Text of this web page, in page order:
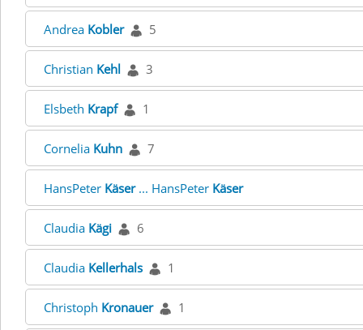
Andrea Kobler 5
Christian Kehl 3
Elsbeth Krapf 1
Cornelia Kuhn 7
HansPeter Käser... HansPeter Käser
Claudia Kägi 6
Claudia Kellerhals 1
Christoph Kronauer 1